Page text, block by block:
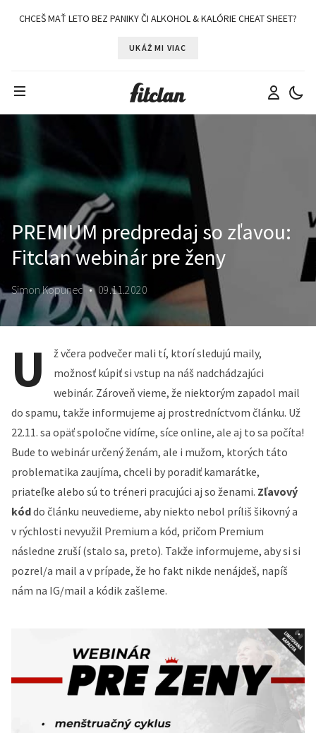
CHCEŠ MAŤ LETO BEZ PANIKY ČI ALKOHOL & KALÓRIE CHEAT SHEET?
UKÁŽ MI VIAC
PREMIUM predpredaj so zľavou:
Fitclan webinár pre ženy
Simon Kopunec • 09.11.2020
U
ž včera podvečer mali tí, ktorí sledujú maily,
možnosť kúpiť si vstup na náš nadchádzajúci
webinár. Zároveň vieme, že niektorým zapadol mail
do spamu, takže informujeme aj prostredníctvom článku. Už
22.11. sa opäť spoločne vidíme, síce online, ale aj to sa počíta!
Bude to webinár určený ženám, ale i mužom, ktorých táto
problematika zaujíma, chceli by poradiť kamarátke,
priateľke alebo sú to tréneri pracujúci aj so ženami. Zľavový
kóddo článku neuvedieme, aby niekto nebol príliš šikovný a
v rýchlosti nevyužil Premium a kód, pričom Premium
následne zruší (stalo sa, preto). Takže informujeme, aby si si
pozrel/a mail a v prípade, že ho fakt nikde nenájdeš, napíš
nám na IG/mail a kódik zašleme.